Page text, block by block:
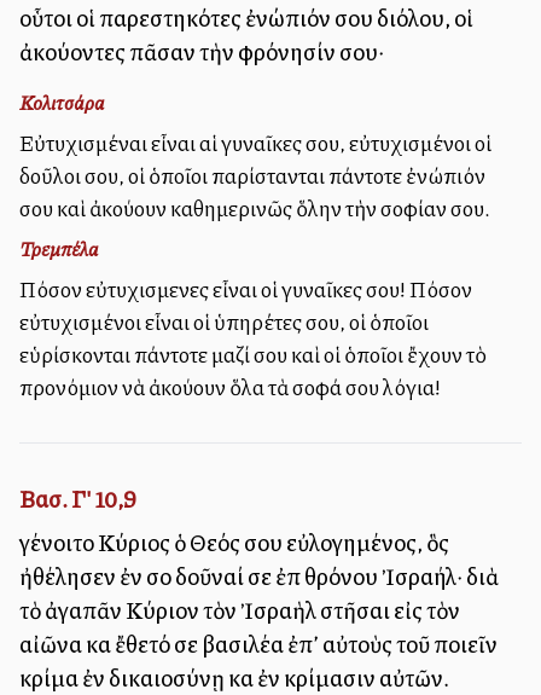
οὗτοι οἱ παρεστηκότες ἐνώπιόν σου διόλου, οἱ
ἀκούοντες πᾶσαν τὴν φρόνησίν σου·
Κολιτσάρα
Εὐτυχισμέναι εἶναι αἱ γυναῖκες σου, εὐτυχισμένοι οἱ
δοῦλοι σου, οἱ ὁποῖοι παρίστανται πάντοτε ἐνώπιόν
σου καὶ ἀκούουν καθημερινῶς ὅλην τὴν σοφίαν σου.
Τρεμπέλα
Πόσον εὐτυχισμενες εἶναι οἱ γυναῖκες σου! Πόσον
εὐτυχισμένοι εἶναι οἱ ὑπηρέτες σου, οἱ ὁποῖοι
εὑρίσκονται πάντοτε μαζί σου καὶ οἱ ὁποῖοι ἔχουν τὸ
προνόμιον νὰ ἀκούουν ὅλα τὰ σοφά σου λόγια!
Βασ. Γ' 10,9
γένοιτο Κύριος ὁ Θεός σου εὐλογημένος, ὃς
ἠθέλησεν ἐν σοὶ δοῦναί σε ἐπὶ θρόνου Ἰσραήλ· διὰ
τὸ ἀγαπᾶν Κύριον τὸν Ἰσραὴλ στῆσαι εἰς τὸν
αἰῶνα καὶ ἔθετό σε βασιλέα ἐπ’ αὐτοὺς τοῦ ποιεῖν
κρίμα ἐν δικαιοσύνῃ καὶ ἐν κρίμασιν αὐτῶν.